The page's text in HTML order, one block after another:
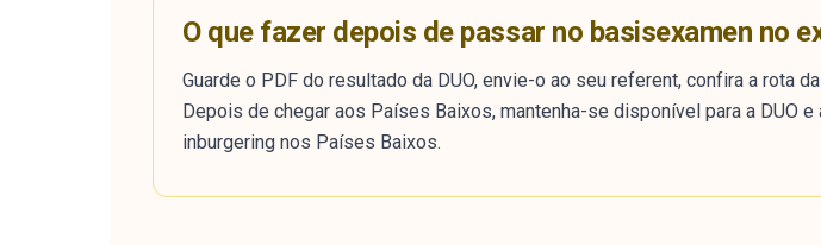
O que fazer depois de passar no basisexamen no
Guarde o PDF do resultado da DUO, envie-o ao seu referent, confira a rota
Depois de chegar aos Países Baixos, mantenha-se disponível para a DUO
inburgering nos Países Baixos.